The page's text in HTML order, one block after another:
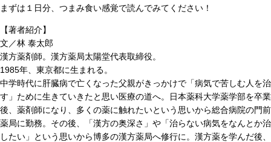
まずは１日分、つまみ食い感覚で読んでみてください！
【著者紹介】
文／林 泰太郎
漢方薬剤師。漢方薬局太陽堂代表取締役。
1985年、東京都に生まれる。
中学時代に肝臓病で亡くなった父親がきっかけで「病気で苦しむ人を治
す」ために生きていきたと思い医療の道へ。日本薬科大学薬学部を卒業
後、薬剤師になり、多くの薬に触れたいという思いから総合病院の門前
薬局に勤務。その後、「漢方の奥深さ」や「治らない病気をなんとか治
したい」という思いから博多の漢方薬局へ修行に。漢方薬を学んだ後、